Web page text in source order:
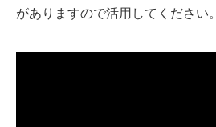
がありますので活用してください。